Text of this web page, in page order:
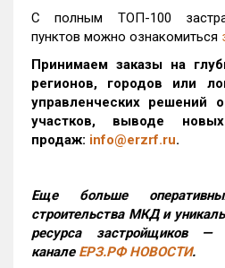
С полным ТОП-100
пунктов можно ознакомиться
Принимаем заказы на
регионов, городов или
управленческих решений
участков, выводе
продаж: info@erzrf.ru.
Еще больше
строительства МКД и
ресурса застройщиков
канале ЕРЗ.РФ НОВОСТИ.